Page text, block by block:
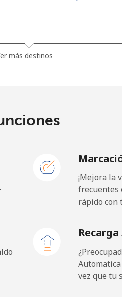
29 min por ⁦$10⁩
más destinos
¡Mejora la
frecuentes
rápido con
vez que tu